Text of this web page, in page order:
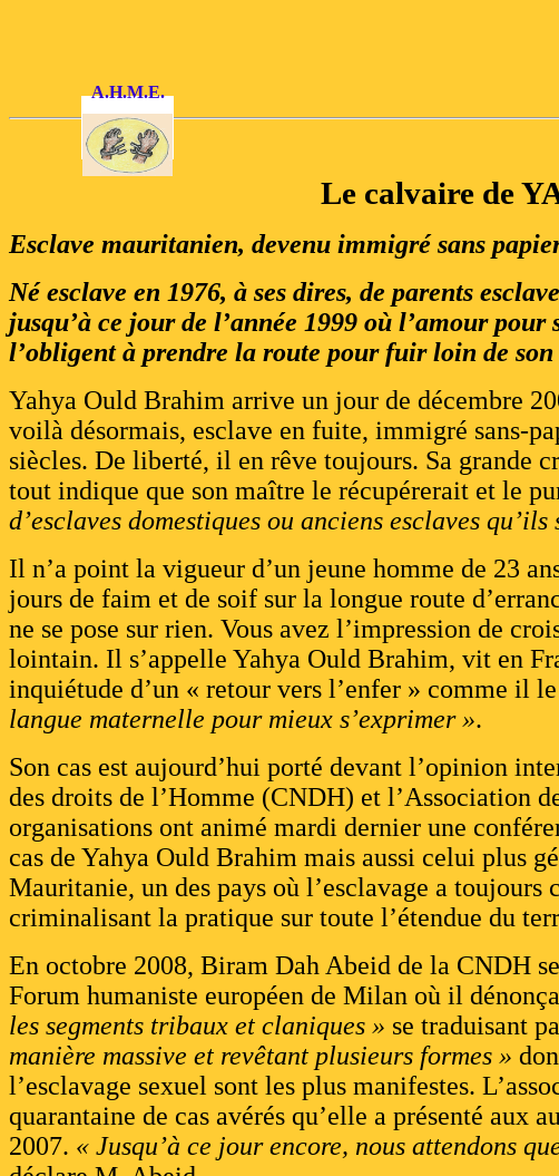
A.H.M.E.
Le calvaire de
Esclave mauritanien, devenu immigré sans
Né esclave en 1976, à ses dires, de parents
jusqu’à ce jour de l’année 1999 où l’amour
l’obligent à prendre la route pour fuir loin de
Yahya Ould Brahim arrive un jour de décembre
voilà désormais, esclave en fuite, immigré sans-
siècles. De liberté, il en rêve toujours. Sa grande
tout indique que son maître le récupérerait et le
d’esclaves domestiques ou anciens esclaves
Il n’a point la vigueur d’un jeune homme de 23
jours de faim et de soif sur la longue route
ne se pose sur rien. Vous avez l’impression de
lointain. Il s’appelle Yahya Ould Brahim, vit en
inquiétude d’un « retour vers l’enfer » comme il
langue maternelle pour mieux s’exprimer ».
Son cas est aujourd’hui porté devant l’opinion
des droits de l’Homme (CNDH) et l’Association
organisations ont animé mardi dernier une
cas de Yahya Ould Brahim mais aussi celui plus
Mauritanie, un des pays où l’esclavage a
criminalisant la pratique sur toute l’étendue du
En octobre 2008, Biram Dah Abeid de la CNDH
Forum humaniste européen de Milan où il
les segments tribaux et claniques » se traduisant
manière massive et revêtant plusieurs formes »
l’esclavage sexuel sont les plus manifestes.
quarantaine de cas avérés qu’elle a présenté aux
2007. « Jusqu’à ce jour encore, nous attendons